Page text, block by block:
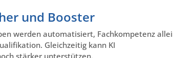
und Booster
werden automatisiert, Fachkompetenz
Gleichzeitig kann KI